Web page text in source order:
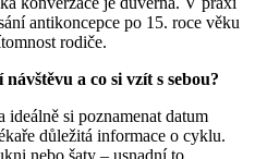
antikoncepce po 15. roce věku
rodiče.
a co si vzít s sebou?
si poznamenat datum
důležitá informace o cyklu.
nebo šaty – usnadní to